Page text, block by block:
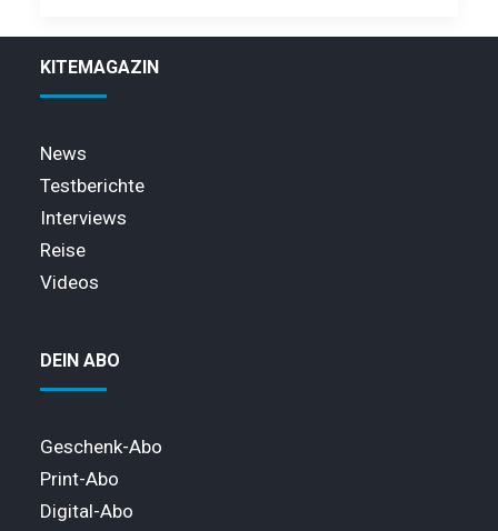
KITEMAGAZIN
News
Testberichte
Interviews
Reise
Videos
DEIN ABO
Geschenk-Abo
Print-Abo
Digital-Abo